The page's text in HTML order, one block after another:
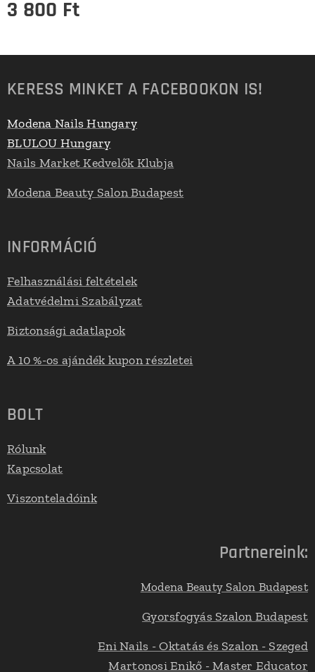
3 800 Ft
KERESS MINKET A FACEBOOKON IS!
Modena Nails Hungary
BLULOU Hungary
Nails Market Kedvelők Klubja
Modena Beauty Salon Budapest
INFORMÁCIÓ
Felhasználási feltételek
Adatvédelmi Szabályzat
Biztonsági adatlapok
A 10 %-os ajándék kupon részletei
BOLT
Rólunk
Kapcsolat
Viszonteladóink
Partnereink:
Modena Beauty Salon Budapest
Gyorsfogyás Szalon Budapest
Eni Nails - Oktatás és Szalon - Szeged
Martonosi Enikő - Master Educator